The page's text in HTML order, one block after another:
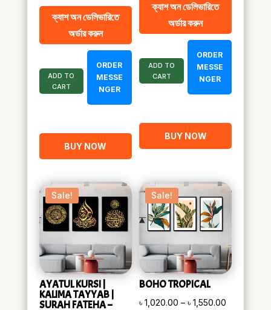
price
was:
৳ 1,900.00.
price
ক্যাশ অন ডেলিভারিতে
অর্ডার করুন
ADD TO
CART
ORDER
MESSE
NGER
BUY NOW
was:
৳ 1,830.00.
ক্যাশ অন ডেলিভারিতে
অর্ডার করুন
ADD TO
CART
ORDER
MESSE
NGER
BUY NOW
Sale!
AYATUL KURSI |
KALIMA TAYYAB |
SURAH FATEHA –
Sale!
BOHO TROPICAL
৳1,020.00 – ৳1,550.00